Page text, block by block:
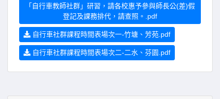
「自行車教師社群」研習，請各校惠予參與師長公(差)假
登記及課務排代，請查照。.pdf
自行車社群課程時間表場次一-竹塘、芳苑.pdf
自行車社群課程時間表場次二-二水、芬園.pdf